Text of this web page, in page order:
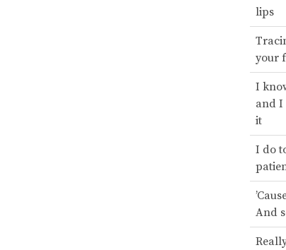
lips
your
I
and I
it
I do
And